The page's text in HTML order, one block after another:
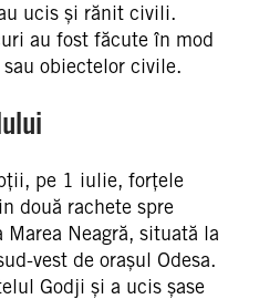
ucis și rănit civili.
au fost făcute în mod
obiectelor civile.
pe 1 iulie, forțele
două rachete spre
Neagră, situată la
vest de orașul Odesa.
Godji și a ucis șase